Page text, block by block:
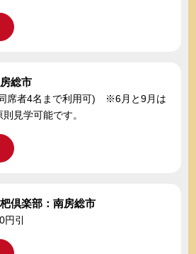
総市
席者4名まで利用可) ※6月と9月は
見学可能です。
倶楽部：南房総市
引